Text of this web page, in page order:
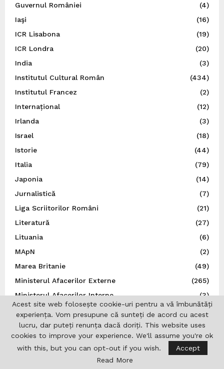
Guvernul României
(4)
Iaşi
(16)
ICR Lisabona
(19)
ICR Londra
(20)
India
(3)
Institutul Cultural Român
(434)
Institutul Francez
(2)
Internațional
(12)
Irlanda
(3)
Israel
(18)
Istorie
(44)
Italia
(79)
Japonia
(14)
Jurnalistică
(7)
Liga Scriitorilor Români
(21)
Literatură
(27)
Lituania
(6)
MApN
(2)
Marea Britanie
(49)
Ministerul Afacerilor Externe
(265)
Ministerul Afacerilor Interne
(3)
Muzică
(44)
N.A.T.O.
(8)
Norvegia
Acest site web folosește cookie-uri pentru a vă îmbunătăți
experiența. Vom presupune că sunteți de acord cu acest
lucru, dar puteți renunța dacă doriți. This website uses
cookies to improve your experience. We'll assume you're ok
with this, but you can opt-out if you wish.
Accept
Read More